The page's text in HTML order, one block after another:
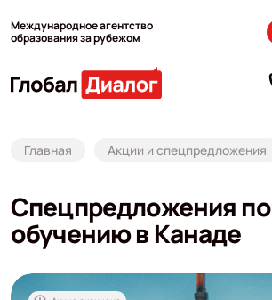
Международное агентство
образования за рубежом
Главная Акции и спецпредложения
Спецпредложения по
обучению в Канаде